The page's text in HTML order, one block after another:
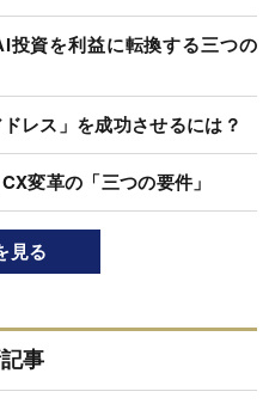
資を利益に転換する三つの
レス」を成功させるには？
変革の「三つの要件」
見る
事